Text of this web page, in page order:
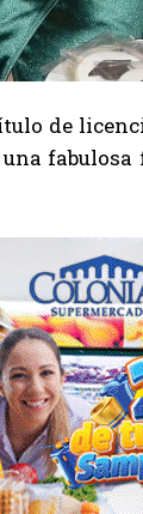
de